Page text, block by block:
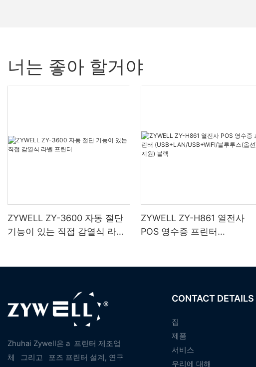
너는 좋아 할거야
ZYWELL ZY-3600 자동 절단
기능이 있는 직접 감열식 라벨
ZYWELL ZY-H861 열전사
POS 영수증 프린터
Zhuhai Zywell은 a 프린터 제조업
체
그리고
포즈 프린터 설계, 연구
CONTACT DETAILS
집
제품
서비스
우리에 대해